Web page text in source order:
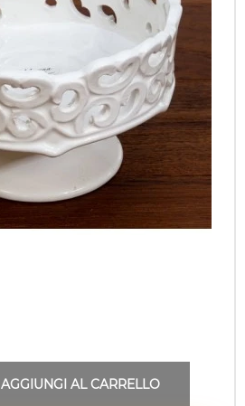
AGGIUNGI AL CARRELLO